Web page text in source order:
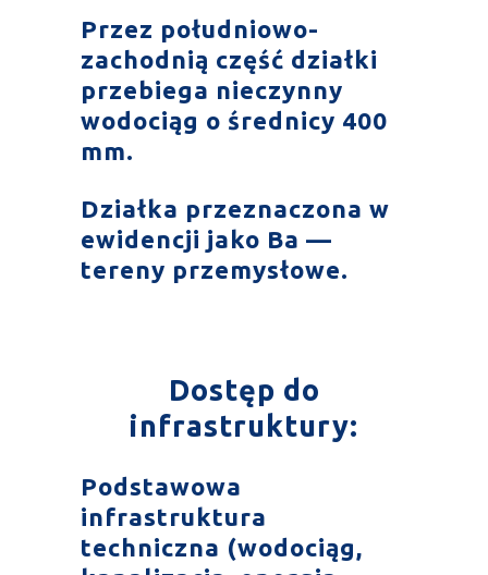
Przez południowo-
zachodnią część działki
przebiega nieczynny
wodociąg o średnicy 400
mm.
Działka przeznaczona w
ewidencji jako Ba —
tereny przemysłowe.
Dostęp do
infrastruktury:
Podstawowa
infrastruktura
techniczna (wodociąg,